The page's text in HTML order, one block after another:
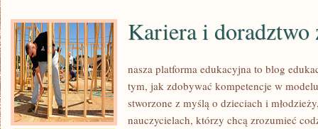
Kariera i doradztwo
nasza platforma edukacyjna to blog
tym, jak zdobywać kompetencje w
stworzone z myślą o dzieciach i
nauczycielach, którzy chcą zrozumieć